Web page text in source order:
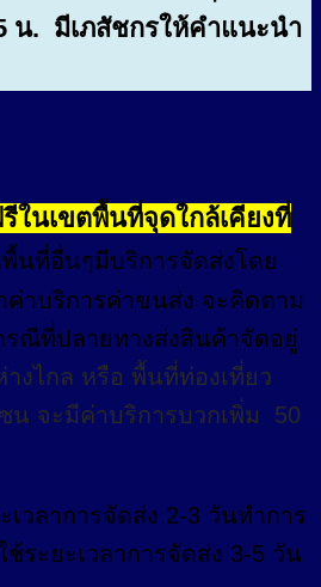
น. มีเภสัชกรให้คำแนะนำ
ในเขตพื้นที่จุดใกล้เคียงที่
นที่อื่นๆมีบริการจัดส่งโดย
ค่าบริการค่าขนส่ง จะคิดตาม
ณีที่ปลายทางส่งสินค้าจัดอยู่
งไกล หรือ พื้นที่ท่องเที่ยว
น จะมีค่าบริการบวกเพิ่ม 50
เวลาการจัดส่ง 2-3 วันทำการ
ระยะเวลาการจัดส่ง 3-5 วัน